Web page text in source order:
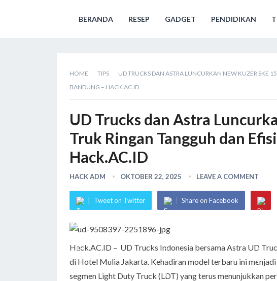
BERANDA RESEP GADGET PENDIDIKAN
HOME TIPS
UD TRUCKS DAN ASTRA LUNCURKAN NEW KUZER SKE
BANDUNG – HACK.AC.ID
UD Trucks dan Astra
Truk Ringan Tangguh dan
Hack.AC.ID
HACK ADM OKTOBER 22, 2025 LEAVE A COMMENT
Tweet on Twitter Share on Facebook
Hack.AC.ID – UD Trucks Indonesia bersama Astra UD
di Hotel Mulia Jakarta. Kehadiran model terbaru ini
segmen Light Duty Truck (LDT) yang terus menunjukkan